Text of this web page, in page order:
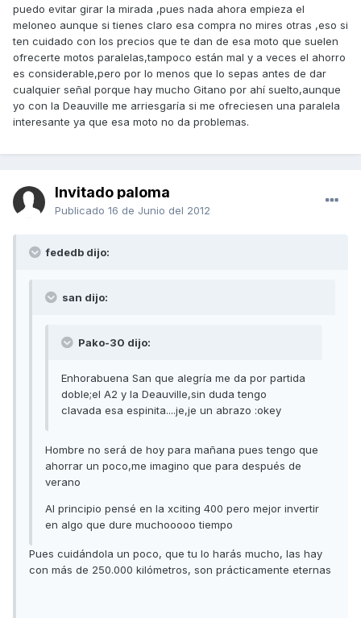
puedo evitar girar la mirada ,pues nada ahora empieza el
meloneo aunque si tienes claro esa compra no mires otras ,eso si
ten cuidado con los precios que te dan de esa moto que suelen
ofrecerte motos paralelas,tampoco están mal y a veces el ahorro
es considerable,pero por lo menos que lo sepas antes de dar
cualquier señal porque hay mucho Gitano por ahí suelto,aunque
yo con la Deauville me arriesgaría si me ofreciesen una paralela
interesante ya que esa moto no da problemas.
Invitado paloma
Publicado 16 de Junio del 2012
fededb dijo:
san dijo:
Pako-30 dijo:
Enhorabuena San que alegría me da por partida
doble;el A2 y la Deauville,sin duda tengo
clavada esa espinita....je,je un abrazo :okey
Hombre no será de hoy para mañana pues tengo que
ahorrar un poco,me imagino que para después de
verano
Al principio pensé en la xciting 400 pero mejor invertir
en algo que dure muchooooo tiempo
Pues cuidándola un poco, que tu lo harás mucho, las hay
con más de 250.000 kilómetros, son prácticamente eternas